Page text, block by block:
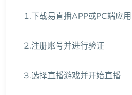
1.下载易直播APP或PC端应用
2.注册账号并进行验证
3.选择直播游戏并开始直播